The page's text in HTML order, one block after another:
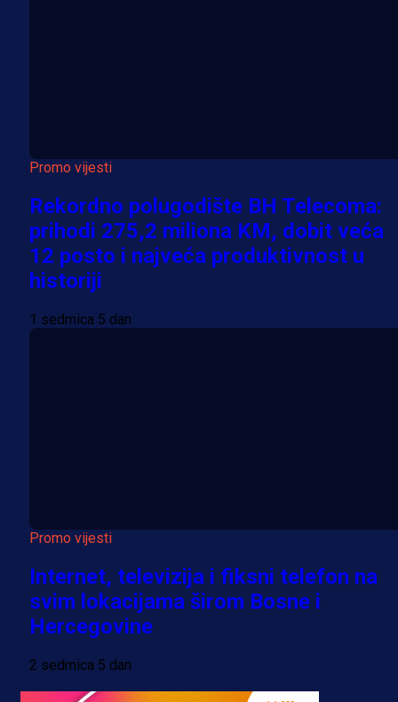
Promo vijesti
Rekordno polugodište BH Telecoma:
prihodi 275,2 miliona KM, dobit veća
12 posto i najveća produktivnost u
historiji
1 sedmica 5 dan
Promo vijesti
Internet, televizija i fiksni telefon na
svim lokacijama širom Bosne i
Hercegovine
2 sedmica 5 dan